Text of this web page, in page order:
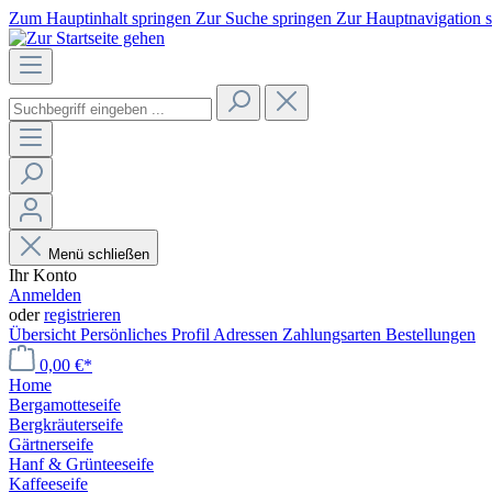
Zum Hauptinhalt springen Zur Suche springen Zur Hauptnavigation
Menü schließen
Ihr Konto
Anmelden
oderregistrieren
Übersicht Persönliches Profil Adressen Zahlungsarten Bestellungen
0,00 €*
Home
Bergamotteseife
Bergkräuterseife
Gärtnerseife
Hanf & Grünteeseife
Kaffeeseife